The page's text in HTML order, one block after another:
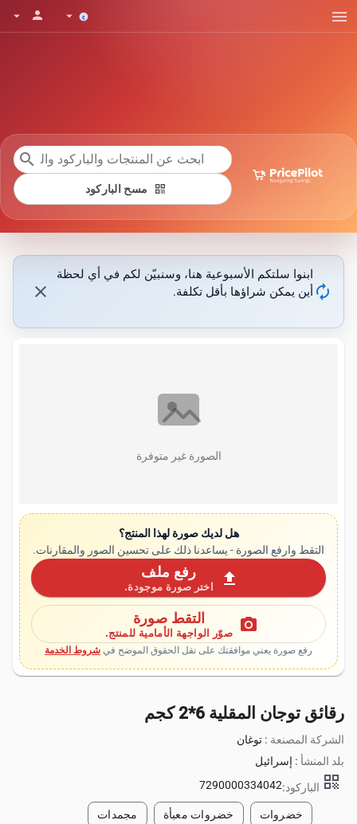
menu
arrow_drop_down
person
arrow_drop_down
search
qr_code مسح الباركود
autorenew
ابنوا سلتكم الأسبوعية هنا، وسنبيّن لكم في أي لحظة
أين يمكن شراؤها بأقل تكلفة.
close
الصورة غير متوفرة
هل لديك صورة لهذا المنتج؟
التقط وارفع الصورة - يساعدنا ذلك على تحسين الصور والمقارنات.
upload رفع ملف
اختر صورة موجودة.
photo_camera التقط صورة
صوّر الواجهة الأمامية للمنتج.
رفع صورة يعني موافقتك على نقل الحقوق الموضح في شروط الخدمة
رقائق توجان المقلية 6*2 كجم
الشركة المصنعة : توغان
بلد المنشأ : إسرائيل
qr_code الباركود:7290000334042
خضروات خضروات معبأة مجمدات